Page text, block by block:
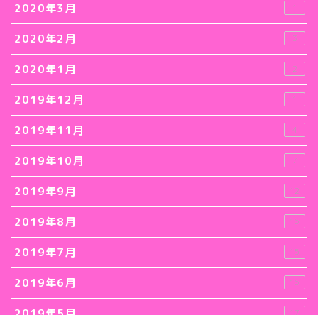
2020年3月 1
2020年2月 3
2020年1月 2
2019年12月 1
2019年11月 4
2019年10月 7
2019年9月 12
2019年8月 16
2019年7月 15
2019年6月 16